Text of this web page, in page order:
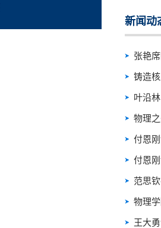
新闻动
张艳
铸造
叶沿
物理
付恩
付恩
范思
物理
王大